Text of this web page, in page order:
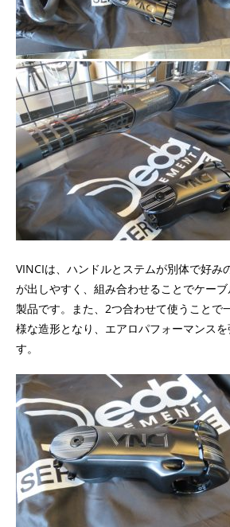
VINCIは、ハンドルとステムが別体で好み
が出しやすく、組み合わせることでケー
製品です。また、2つ合わせて使うことで
様な造形となり、エアロパフォーマンス
す。